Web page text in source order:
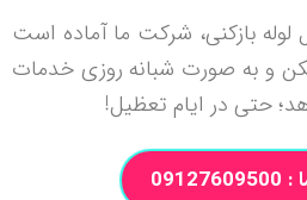
بازکنی، شرکت ما آماده است
و به صورت شبانه روزی خدمات
دهد؛ حتی در ایام تعظیل!